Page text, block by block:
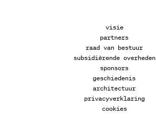
visie
partners
raad van bestuur
subsidiërende overheden
sponsors
geschiedenis
architectuur
privacyverklaring
cookies